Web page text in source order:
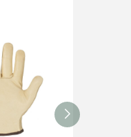
Piekrītu SIA Hards
lietošanas noteikumiem
Piekrītu saņemt
pastā